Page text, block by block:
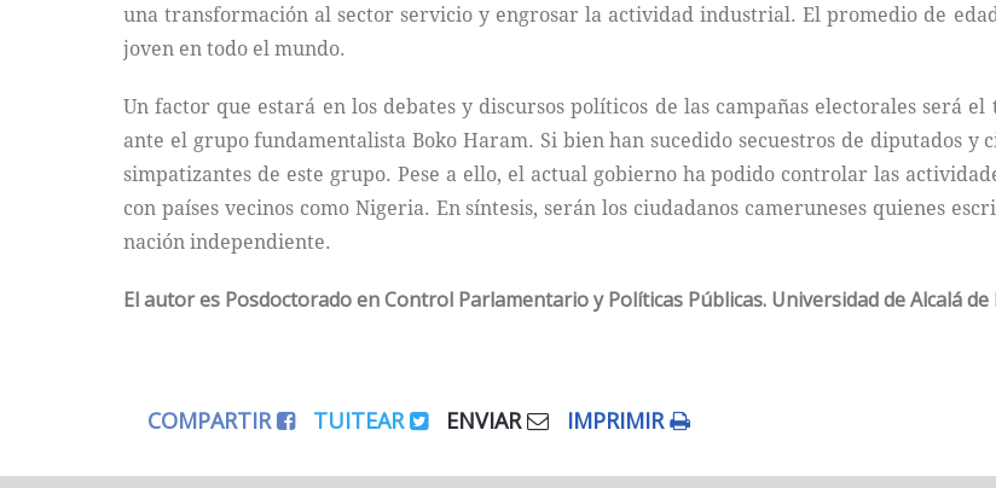
una transformación al sector servicio y engrosar la actividad industrial. El promedio de
joven en todo el mundo.
Un factor que estará en los debates y discursos políticos de las campañas electorales será
ante el grupo fundamentalista Boko Haram. Si bien han sucedido secuestros de diputados
simpatizantes de este grupo. Pese a ello, el actual gobierno ha podido controlar las
con países vecinos como Nigeria. En síntesis, serán los ciudadanos cameruneses quienes
nación independiente.
El autor es Posdoctorado en Control Parlamentario y Políticas Públicas. Universidad de Alcalá de
COMPARTIR TUITEAR ENVIAR IMPRIMIR